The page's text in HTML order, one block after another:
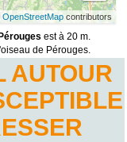
OpenStreetMapcontributors
Pérouges est à 20 m.
de Pérouges.
AUTOUR